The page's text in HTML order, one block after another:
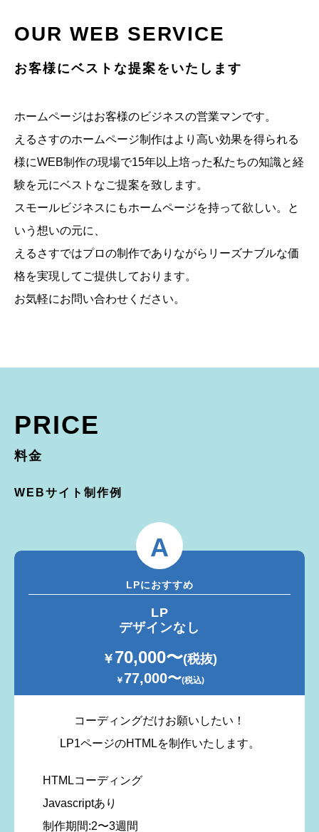
OUR WEB SERVICE
お客様にベストな提案をいたします
ホームページはお客様のビジネスの営業マンです。
えるさすのホームページ制作はより高い効果を得られる
様にWEB制作の現場で15年以上培った私たちの知識と経
験を元にベストなご提案を致します。
スモールビジネスにもホームページを持って欲しい。と
いう想いの元に、
えるさすではプロの制作でありながらリーズナブルな価
格を実現してご提供しております。
お気軽にお問い合わせください。
PRICE
料金
WEBサイト制作例
A
LPにおすすめ
LP
デザインなし
￥ 70,000〜(税抜)
￥77,000〜(税込)
コーディングだけお願いしたい！
LP1ページのHTMLを制作いたします。
HTMLコーディング
Javascriptあり
制作期間:2〜3週間